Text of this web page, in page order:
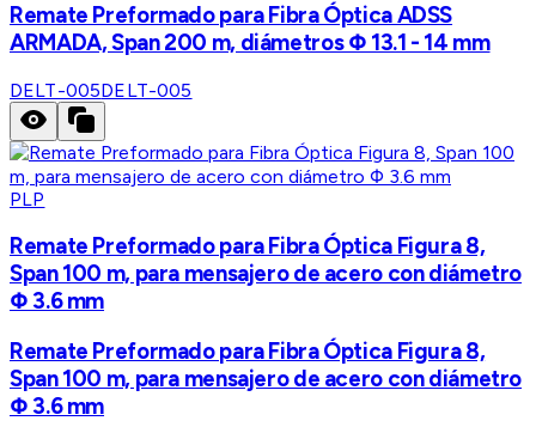
Remate Preformado para Fibra Óptica ADSS
ARMADA, Span 200 m, diámetros Φ 13.1 - 14 mm
DELT-005DELT-005
PLP
Remate Preformado para Fibra Óptica Figura 8,
Span 100 m, para mensajero de acero con diámetro
Φ 3.6 mm
Remate Preformado para Fibra Óptica Figura 8,
Span 100 m, para mensajero de acero con diámetro
Φ 3.6 mm